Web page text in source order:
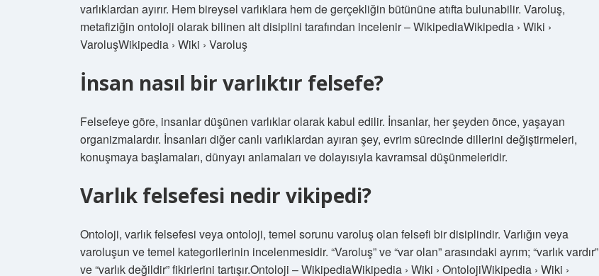
varlıklardan ayırır. Hem bireysel varlıklara hem de gerçekliğin bütününe atıfta bulunabilir. Varoluş,
metafiziğin ontoloji olarak bilinen alt disiplini tarafından incelenir – WikipediaWikipedia › Wiki ›
VaroluşWikipedia › Wiki › Varoluş
İnsan nasıl bir varlıktır felsefe?
Felsefeye göre, insanlar düşünen varlıklar olarak kabul edilir. İnsanlar, her şeyden önce, yaşayan
organizmalardır. İnsanları diğer canlı varlıklardan ayıran şey, evrim sürecinde dillerini değiştirmeleri,
konuşmaya başlamaları, dünyayı anlamaları ve dolayısıyla kavramsal düşünmeleridir.
Varlık felsefesi nedir vikipedi?
Ontoloji, varlık felsefesi veya ontoloji, temel sorunu varoluş olan felsefi bir disiplindir. Varlığın veya
varoluşun ve temel kategorilerinin incelenmesidir. “Varoluş” ve “var olan” arasındaki ayrım; “varlık vardır”
ve “varlık değildir” fikirlerini tartışır.Ontoloji – WikipediaWikipedia › Wiki › OntolojiWikipedia › Wiki ›